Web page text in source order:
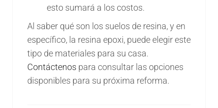
esto sumará a los costos.
Al saber qué son los suelos de resina, y en
específico, la resina epoxi, puede elegir este
tipo de materiales para su casa.
Contáctenos para consultar las opciones
disponibles para su próxima reforma.